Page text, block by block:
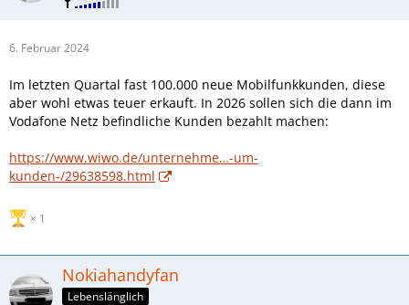
6. Februar 2024
Im letzten Quartal fast 100.000 neue Mobilfunkkunden, diese
aber wohl etwas teuer erkauft. In 2026 sollen sich die dann im
Vodafone Netz befindliche Kunden bezahlt machen:
https://www.wiwo.de/unternehme…-um-
kunden-/29638598.html
1
Nokiahandyfan
Lebenslänglich